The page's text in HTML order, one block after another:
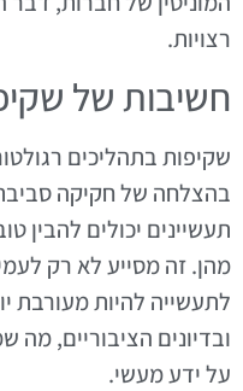
רצויות.
חשיבות של
שקיפות בתהליכים
בהצלחה של חקיקה
תעשיינים יכולים להבין
מהן. זה מסייע לא רק
לתעשייה להיות מעורבת
ובדיונים הציבוריים, מה
על ידע מעשי.